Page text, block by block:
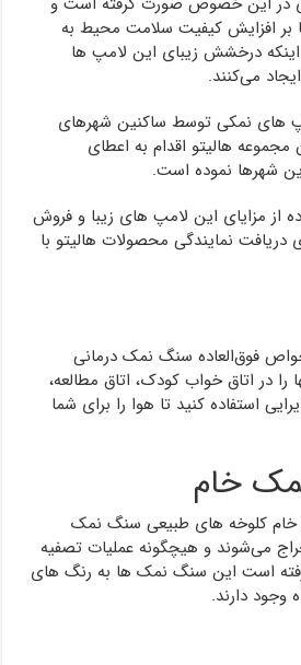
بر افزایش کیفیت سلامت محیط به
درخشش زیبای این لامپ ها
می‌کنند.
های نمکی توسط ساکنین شهرهای
هالیتو اقدام به اعطای
شهرها نموده است.
از مزایای این لامپ های زیبا و فروش
دریافت نمایندگی محصولات هالیتو با
فوق‌العاده سنگ نمک درمانی
را در اتاق خواب کودک، اتاق مطالعه،
استفاده کنید تا هوا را برای شما
خام
کلوخه های طبیعی سنگ نمک
می‌شوند و هیچگونه عملیات تصفیه
است این سنگ نمک ها به رنگ های
وجود دارند.